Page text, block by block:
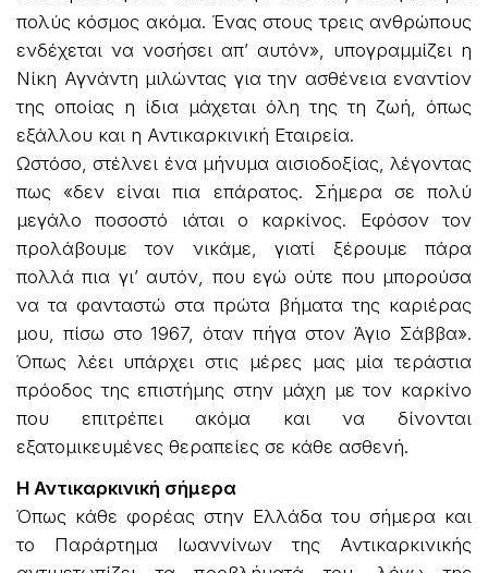
πολύς κόσμος ακόμα. Ένας στους τρεις ανθρώπους
ενδέχεται να νοσήσει απ’ αυτόν», υπογραμμίζει η
Νίκη Αγνάντη μιλώντας για την ασθένεια εναντίον
της οποίας η ίδια μάχεται όλη της τη ζωή, όπως
εξάλλου και η Αντικαρκινική Εταιρεία.
Ωστόσο, στέλνει ένα μήνυμα αισιοδοξίας, λέγοντας
πως «δεν είναι πια επάρατος. Σήμερα σε πολύ
μεγάλο ποσοστό ιάται ο καρκίνος. Εφόσον τον
προλάβουμε τον νικάμε, γιατί ξέρουμε πάρα
πολλά πια γι’ αυτόν, που εγώ ούτε που μπορούσα
να τα φανταστώ στα πρώτα βήματα της καριέρας
μου, πίσω στο 1967, όταν πήγα στον Άγιο Σάββα».
Όπως λέει υπάρχει στις μέρες μας μία τεράστια
πρόοδος της επιστήμης στην μάχη με τον καρκίνο
που επιτρέπει ακόμα και να δίνονται
εξατομικευμένες θεραπείες σε κάθε ασθενή.
Η Αντικαρκινική σήμερα
Όπως κάθε φορέας στην Ελλάδα του σήμερα και
το Παράρτημα Ιωαννίνων της Αντικαρκινικής